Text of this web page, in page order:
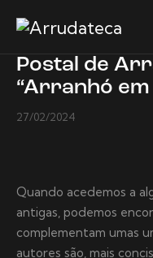
Postal de
“Arranhó em
27/02/2024
Quando acedemos a
antigas, podemos
complementam umas
autores são, mais